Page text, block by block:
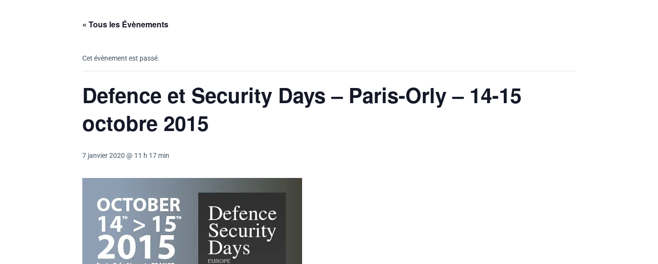
« Tous les Évènements
Cet évènement est passé.
Defence et Security Days – Paris-Orly – 14-15
octobre 2015
7 janvier 2020 @ 11 h 17 min